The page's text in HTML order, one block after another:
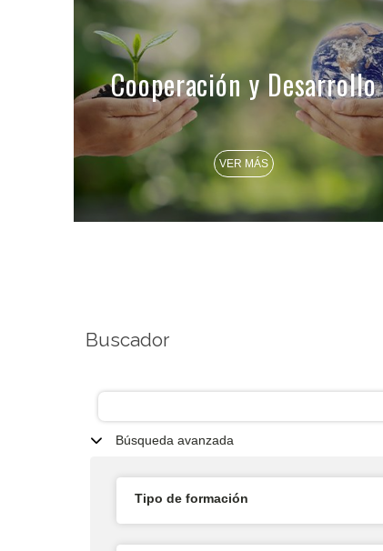
Cooperación y Desarrollo
VER MÁS
Buscador
Búsqueda avanzada
Tipo de formación